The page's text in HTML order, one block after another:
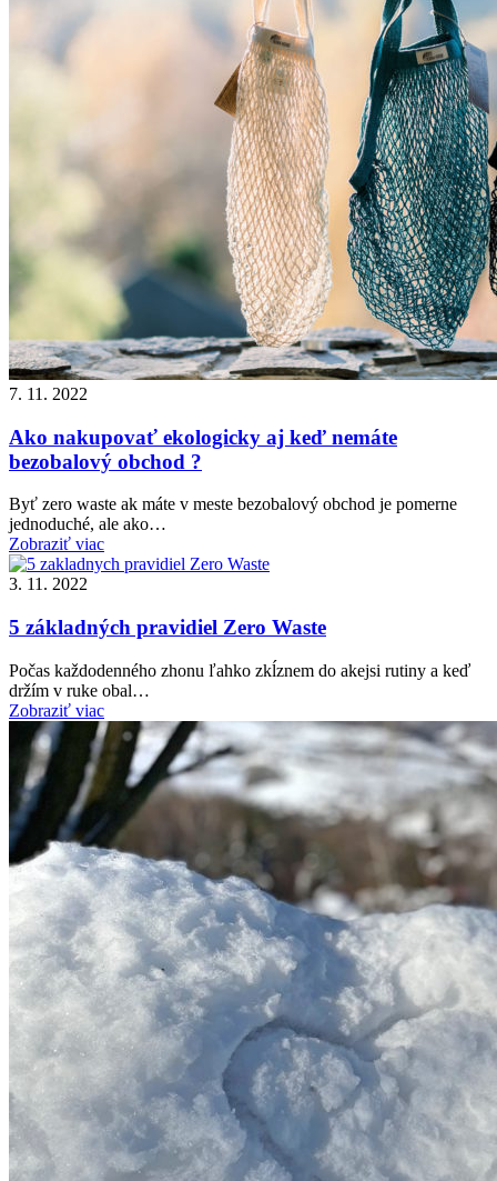
7. 11. 2022
Ako nakupovať ekologicky aj keď nemáte
bezobalový obchod ?
Byť zero waste ak máte v meste bezobalový obchod je pomerne
jednoduché, ale ako…
Zobraziť viac
3. 11. 2022
5 základných pravidiel Zero Waste
Počas každodenného zhonu ľahko zkĺznem do akejsi rutiny a keď
držím v ruke obal…
Zobraziť viac